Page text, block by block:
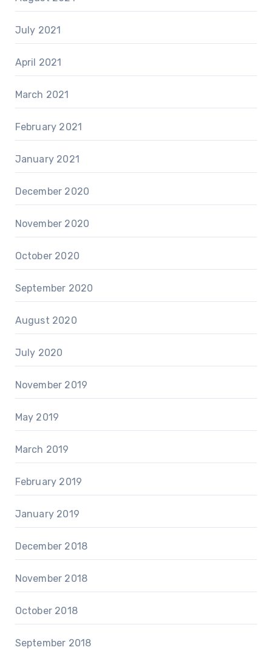
July 2021
April 2021
March 2021
February 2021
January 2021
December 2020
November 2020
October 2020
September 2020
August 2020
July 2020
November 2019
May 2019
March 2019
February 2019
January 2019
December 2018
November 2018
October 2018
September 2018